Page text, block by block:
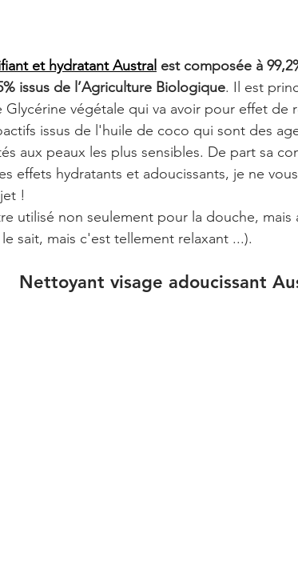
et hydratant Austral est composée à
issus de l’Agriculture Biologique. Il est
végétale qui va avoir pour effet de
issus de l'huile de coco qui sont des
aux peaux les plus sensibles. De part sa
effets hydratants et adoucissants, je ne
!
utilisé non seulement pour la douche, mais
sait, mais c'est tellement relaxant ...).
Nettoyant visage adoucissant